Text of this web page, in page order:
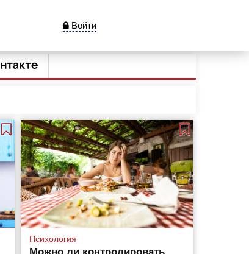
Войти
Психология
Можно ли контролировать